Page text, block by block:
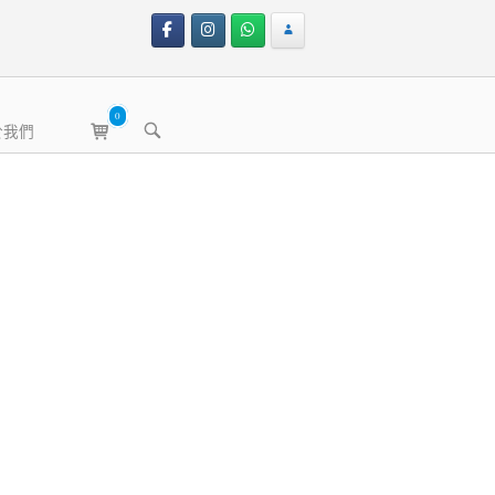
們
View
shopping
0
OPEN
SEARCH